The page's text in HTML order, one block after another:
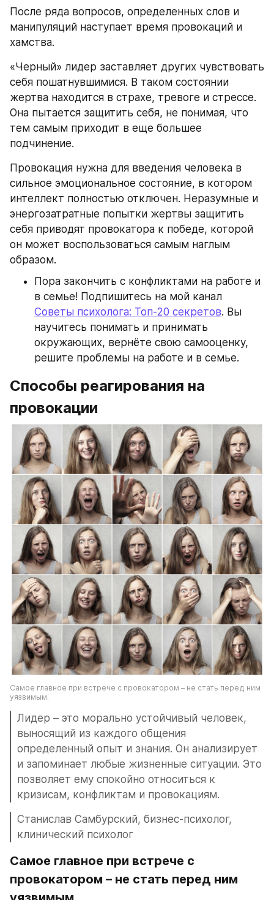
После ряда вопросов, определенных слов и
манипуляций наступает время провокаций и
хамства.
«Черный» лидер заставляет других чувствовать
себя пошатнувшимися. В таком состоянии
жертва находится в страхе, тревоге и стрессе.
Она пытается защитить себя, не понимая, что
тем самым приходит в еще большее
подчинение.
Провокация нужна для введения человека в
сильное эмоциональное состояние, в котором
интеллект полностью отключен. Неразумные и
энергозатратные попытки жертвы защитить
себя приводят провокатора к победе, которой
он может воспользоваться самым наглым
образом.
Пора закончить с конфликтами на работе и
Советы психолога: Топ-20 секретов. Вы
научитесь понимать и принимать
окружающих, вернёте свою самооценку,
решите проблемы на работе и в семье.
Способы реагирования на
провокации
Самое главное при встрече с провокатором – не стать перед ним
уязвимым.
Лидер – это морально устойчивый человек,
выносящий из каждого общения
определенный опыт и знания. Он анализирует
и запоминает любые жизненные ситуации. Это
позволяет ему спокойно относиться к
кризисам, конфликтам и провокациям.
Станислав Самбурский, бизнес-психолог,
клинический психолог
Самое главное при встрече с
провокатором – не стать перед ним